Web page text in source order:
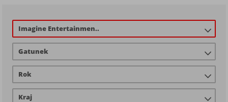
Imagine Entertainmen..
Gatunek
Rok
Kraj